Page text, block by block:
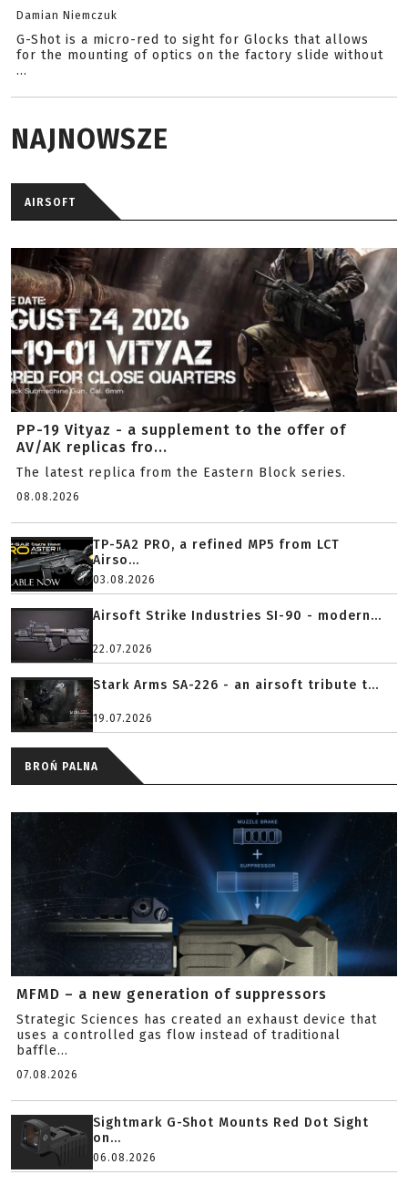
Damian Niemczuk
G-Shot is a micro-red to sight for Glocks that allows
for the mounting of optics on the factory slide without
...
NAJNOWSZE
AIRSOFT
PP-19 Vityaz - a supplement to the offer of
AV/AK replicas fro...
The latest replica from the Eastern Block series.
08.08.2026
TP-5A2 PRO, a refined MP5 from LCT
Airso...
03.08.2026
Airsoft Strike Industries SI-90 - modern...
22.07.2026
Stark Arms SA-226 - an airsoft tribute t...
19.07.2026
BROŃ PALNA
MFMD – a new generation of suppressors
Strategic Sciences has created an exhaust device that
uses a controlled gas flow instead of traditional
baffle...
07.08.2026
Sightmark G-Shot Mounts Red Dot Sight
on...
06.08.2026